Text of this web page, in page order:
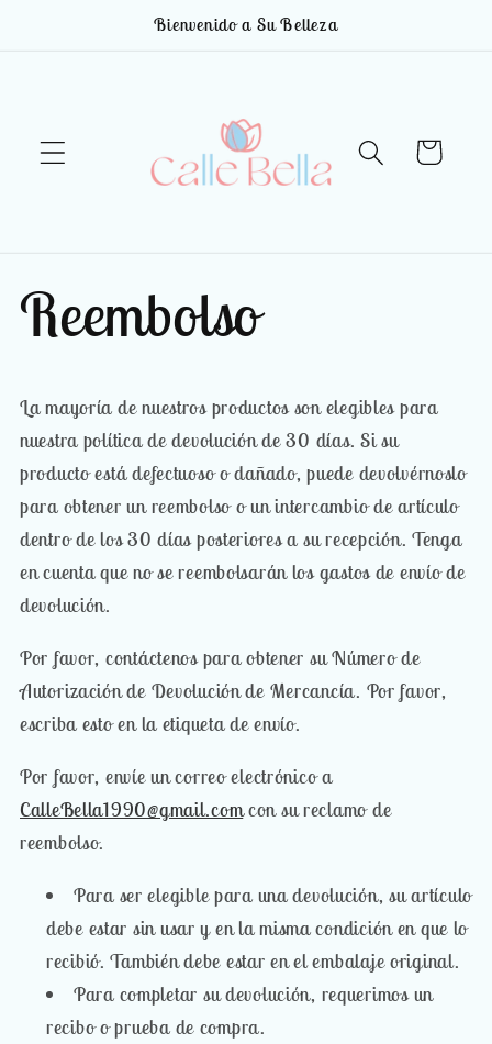
Bienvenido a Su Belleza
Carrito
Reembolso
La mayoría de nuestros productos son elegibles para
nuestra política de devolución de 30 días. Si su
producto está defectuoso o dañado, puede devolvérnoslo
para obtener un reembolso o un intercambio de artículo
dentro de los 30 días posteriores a su recepción. Tenga
en cuenta que no se reembolsarán los gastos de envío de
devolución.
Por favor, contáctenos para obtener su Número de
Autorización de Devolución de Mercancía. Por favor,
escriba esto en la etiqueta de envío.
Por favor, envíe un correo electrónico a
CalleBella1990@gmail.comcon su reclamo de
reembolso.
Para ser elegible para una devolución, su artículo
debe estar sin usar y en la misma condición en que lo
recibió. También debe estar en el embalaje original.
Para completar su devolución, requerimos un
recibo o prueba de compra.